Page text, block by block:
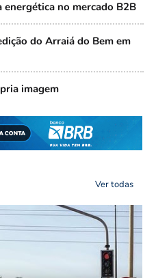
no mercado B2B
do Arraiá do Bem em
imagem
Ver todas